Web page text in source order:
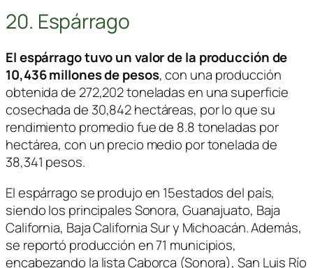
20. Espárrago
El espárrago tuvo un valor de la producción de
10,436 millones de pesos, con una producción
obtenida de 272,202 toneladas en una superficie
cosechada de 30,842 hectáreas, por lo que su
rendimiento promedio fue de 8.8 toneladas por
hectárea, con un precio medio por tonelada de
38,341 pesos.
El espárrago se produjo en 15estados del país,
siendo los principales Sonora, Guanajuato, Baja
California, Baja California Sur y Michoacán. Además,
se reportó producción en 71 municipios,
encabezando la lista Caborca (Sonora), San Luis Río